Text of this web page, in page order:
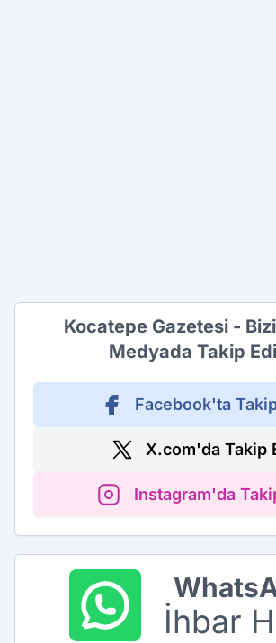
Kocatepe Gazetesi -
Medyada Takip
Facebook'ta
X.com'da Takip
Instagram'da
İhbar